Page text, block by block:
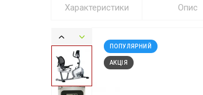
Характеристики Опис
ПОПУЛЯРНИЙ
АКЦІЯ